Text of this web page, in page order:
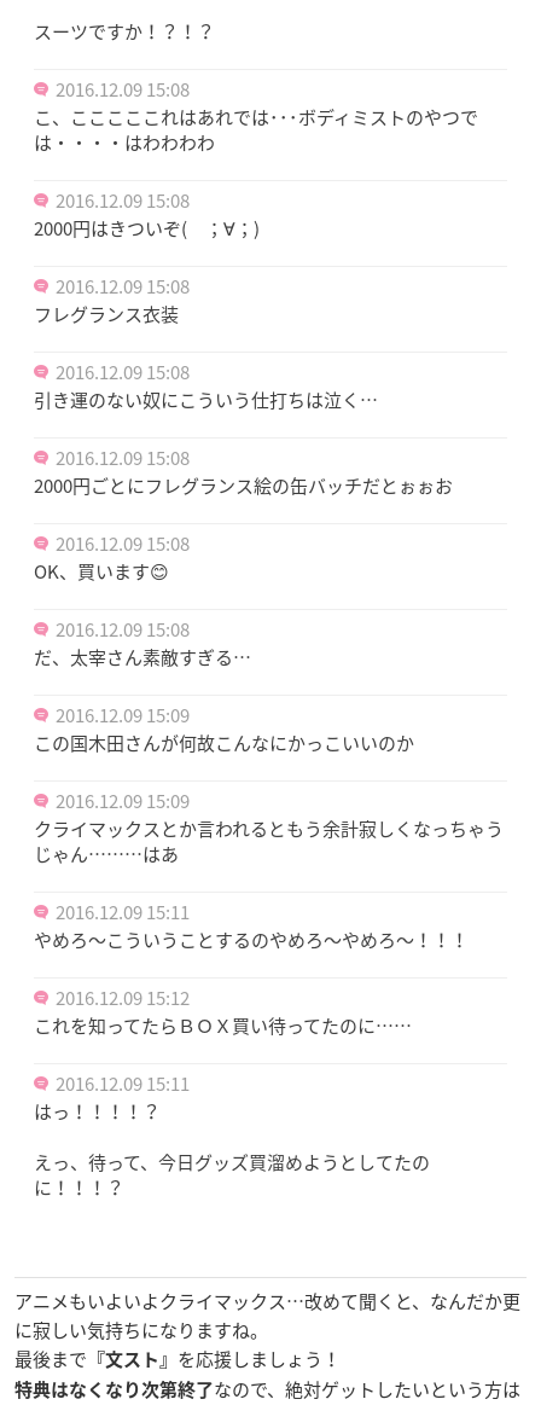
スーツですか！？！？
2016.12.09 15:08
こ、こここここれはあれでは･･･ボディミストのやつで
は・・・・はわわわわ
2016.12.09 15:08
2000円はきついぞ( ；∀；)
2016.12.09 15:08
フレグランス衣装
2016.12.09 15:08
引き運のない奴にこういう仕打ちは泣く…
2016.12.09 15:08
2000円ごとにフレグランス絵の缶バッチだとぉぉお
2016.12.09 15:08
OK、買います😊
2016.12.09 15:08
だ、太宰さん素敵すぎる…
2016.12.09 15:09
この国木田さんが何故こんなにかっこいいのか
2016.12.09 15:09
クライマックスとか言われるともう余計寂しくなっちゃう
じゃん………はあ
2016.12.09 15:11
やめろ～こういうことするのやめろ～やめろ～！！！
2016.12.09 15:12
これを知ってたらＢＯＸ買い待ってたのに……
2016.12.09 15:11
はっ！！！！？
えっ、待って、今日グッズ買溜めようとしてたの
に！！！？
アニメもいよいよクライマックス…改めて聞くと、なんだか更
に寂しい気持ちになりますね。
最後まで 『文スト』 を応援しましょう！
特典はなくなり次第終了なので、絶対ゲットしたいという方は